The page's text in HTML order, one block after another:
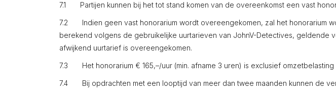
7.1 Partijen kunnen bij het tot stand komen van de overeenkomst een vast
7.2 Indien geen vast honorarium wordt overeengekomen, zal het honorarium
berekend volgens de gebruikelijke uurtarieven van JohnV-Detectives,
afwijkend uurtarief is overeengekomen.
7.3 Het honorarium € 165,–/uur (min. afname 3 uren) is exclusief
7.4 Bij opdrachten met een looptijd van meer dan twee maanden kunnen de